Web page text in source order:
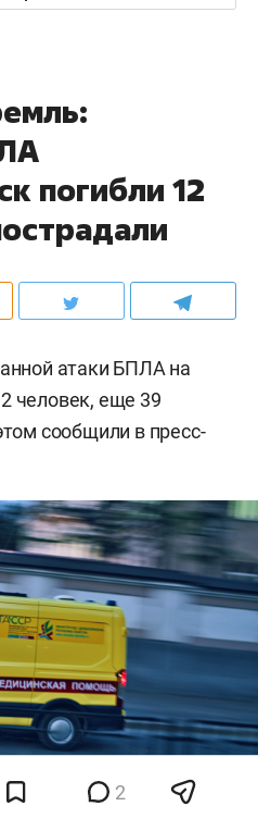
погибли 12
атаки БПЛА на
человек, еще 39
сообщили в пресс-
2